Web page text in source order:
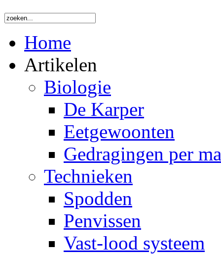
Home
Artikelen
Biologie
De Karper
Eetgewoonten
Gedragingen per
Technieken
Spodden
Penvissen
Vast-lood systeem